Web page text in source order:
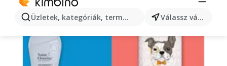
Üzletek, kategóriák, termékek keresése... Válassz várost